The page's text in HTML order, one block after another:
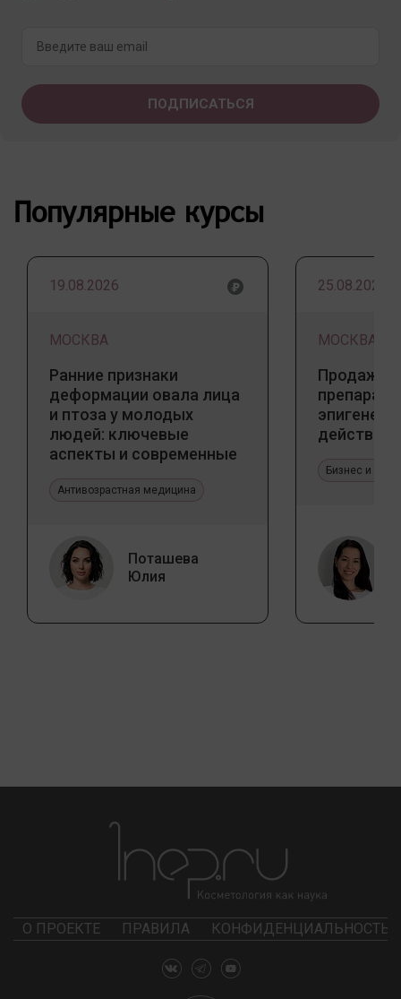
Популярные курсы
19.08.2026
МОСКВА
Ранние признаки
деформации овала лица
и птоза у молодых
людей: ключевые
аспекты и современные
Антивозрастная медицина
Поташева
Юлия
25.08.2026
МОСКВА
Продажа
действия
Бизнес и
О ПРОЕКТЕ ПРАВИЛА КОНФИДЕНЦИАЛЬНОСТЬ